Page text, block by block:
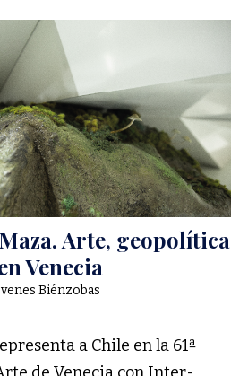
Arte, geopolítica
Venecia
Biénzobas
a Chile en la 61ª